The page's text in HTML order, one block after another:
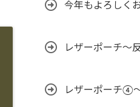
今年もよろしく
レザーポーチ～
レザーポーチ④